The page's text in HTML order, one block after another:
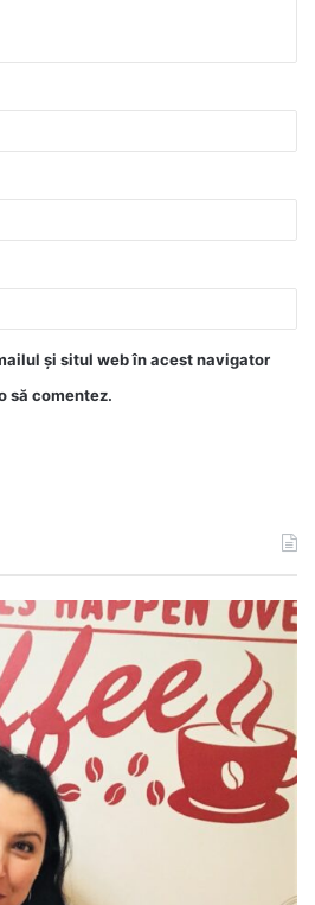
și situl web în acest navigator
să comentez.